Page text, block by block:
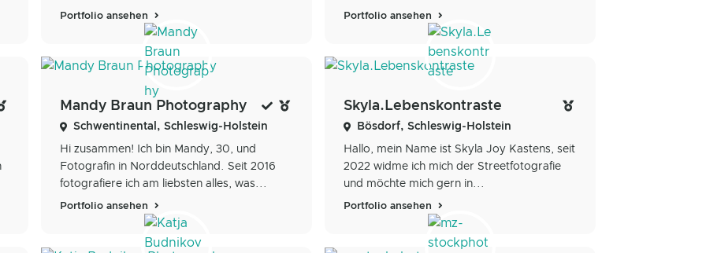
Portfolio ansehen Portfolio ansehen
Mandy Braun Photography
Schwentinental, Schleswig-Holstein
Hi zusammen! Ich bin Mandy, 30, und
Fotografin in Norddeutschland. Seit 2016
fotografiere ich am liebsten alles, was...
Portfolio ansehen
Skyla.Lebenskontraste
Bösdorf, Schleswig-Holstein
Hallo, mein Name ist Skyla Joy Kastens, seit
2022 widme ich mich der Streetfotografie
und möchte mich gern in...
Portfolio ansehen